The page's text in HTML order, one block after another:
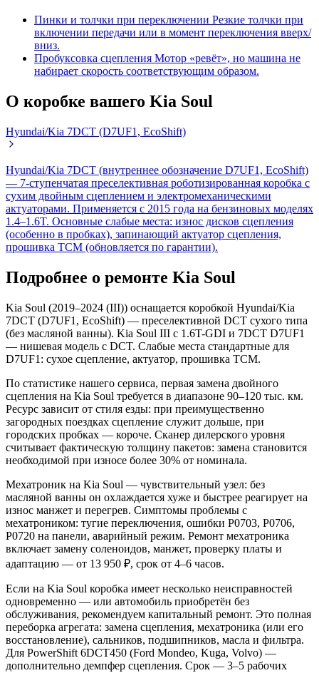
Пинки и толчки при переключении Резкие толчки при
включении передачи или в момент переключения вверх/
вниз.
Пробуксовка сцепления Мотор «ревёт», но машина не
набирает скорость соответствующим образом.
О коробке вашего Kia Soul
Hyundai/Kia 7DCT (D7UF1, EcoShift)
Hyundai/Kia 7DCT (внутреннее обозначение D7UF1, EcoShift)
— 7-ступенчатая преселективная роботизированная коробка с
сухим двойным сцеплением и электромеханическими
актуаторами. Применяется с 2015 года на бензиновых моделях
1.4–1.6T. Основные слабые места: износ дисков сцепления
(особенно в пробках), запинающий актуатор сцепления,
прошивка TCM (обновляется по гарантии).
Подробнее о ремонте Kia Soul
Kia Soul (2019–2024 (III)) оснащается коробкой Hyundai/Kia
7DCT (D7UF1, EcoShift) — преселективной DCT сухого типа
(без масляной ванны). Kia Soul III с 1.6T-GDI и 7DCT D7UF1
— нишевая модель с DCT. Слабые места стандартные для
D7UF1: сухое сцепление, актуатор, прошивка TCM.
По статистике нашего сервиса, первая замена двойного
сцепления на Kia Soul требуется в диапазоне 90–120 тыс. км.
Ресурс зависит от стиля езды: при преимущественно
загородных поездках сцепление служит дольше, при
городских пробках — короче. Сканер дилерского уровня
считывает фактическую толщину пакетов: замена становится
необходимой при износе более 30% от номинала.
Мехатроник на Kia Soul — чувствительный узел: без
масляной ванны он охлаждается хуже и быстрее реагирует на
износ манжет и перегрев. Симптомы проблемы с
мехатроником: тугие переключения, ошибки P0703, P0706,
P0720 на панели, аварийный режим. Ремонт мехатроника
включает замену соленоидов, манжет, проверку платы и
адаптацию — от 13 950 ₽, срок от 4–6 часов.
Если на Kia Soul коробка имеет несколько неисправностей
одновременно — или автомобиль приобретён без
обслуживания, рекомендуем капитальный ремонт. Это полная
переборка агрегата: замена сцепления, мехатроника (или его
восстановление), сальников, подшипников, масла и фильтра.
Для PowerShift 6DCT450 (Ford Mondeo, Kuga, Volvo) —
дополнительно демпфер сцепления. Срок — 3–5 рабочих